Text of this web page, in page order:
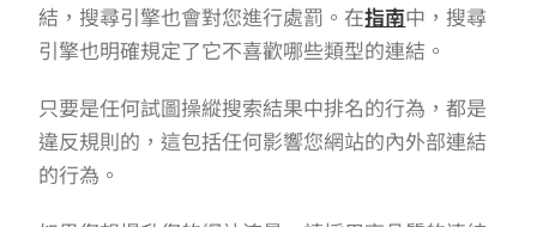
結，搜尋引擎也會對您進行處罰。在指南中，搜尋
引擎也明確規定了它不喜歡哪些類型的連結。
只要是任何試圖操縱搜索結果中排名的行為，都是
違反規則的，這包括任何影響您網站的內外部連結
的行為。